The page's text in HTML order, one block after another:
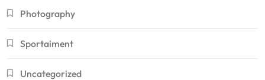
Photography
Sportaiment
Uncategorized